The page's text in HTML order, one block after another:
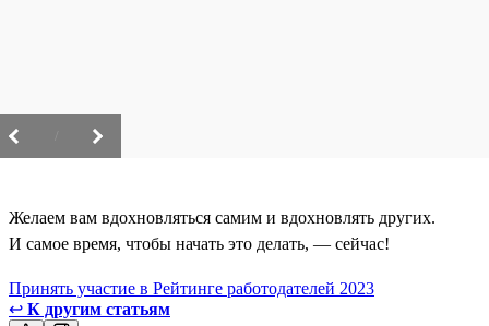
Желаем вам вдохновляться самим и вдохновлять других.
И самое время, чтобы начать это делать, — сейчас!
Принять участие в Рейтинге работодателей 2023
↩ К другим статьям